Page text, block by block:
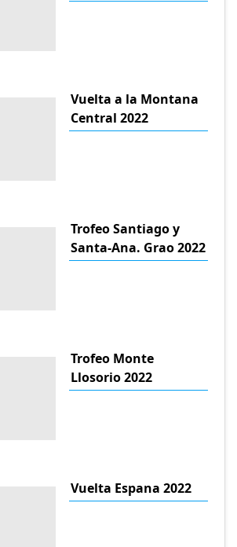
Vuelta a la Montana
Central 2022
Trofeo Santiago y
Santa-Ana. Grao 2022
Trofeo Monte
Llosorio 2022
Vuelta Espana 2022